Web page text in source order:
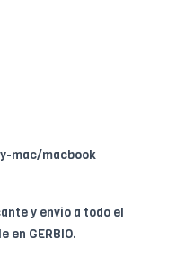
mac/macbook
y envio a todo el
en GERBIO.